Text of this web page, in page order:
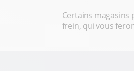
Certains magasins
frein, qui vous